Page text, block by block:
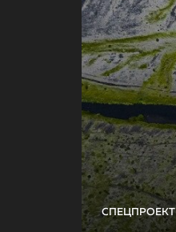
СПЕЦПРОЕКТ